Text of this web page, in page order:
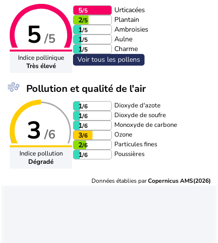
5 /5
Indice pollinique
Très élevé
5/5
Urticacées
2/5
Plantain
1/5
Ambroisies
1/5
Aulne
1/5
Charme
Voir tous les pollens
Pollution et qualité de l'air
3 /6
Indice pollution
Dégradé
1/6 Dioxyde d'azote
1/6 Dioxyde de soufre
1/6 Monoxyde de carbone
3/6 Ozone
2/6 Particules fines
1/6 Poussières
Données établies parCopernicus AMS(2026)